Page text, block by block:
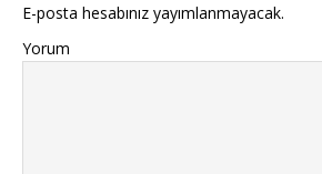
E-posta hesabınız yayımlanmayacak.
Yorum